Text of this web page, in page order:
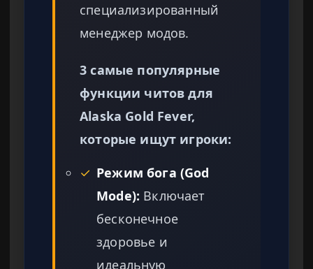
специализированный
менеджер модов.
3 самые популярные
функции читов для
Alaska Gold Fever,
которые ищут игроки:
✓ Режим бога (God
Mode): Включает
бесконечное
здоровье и
идеальную